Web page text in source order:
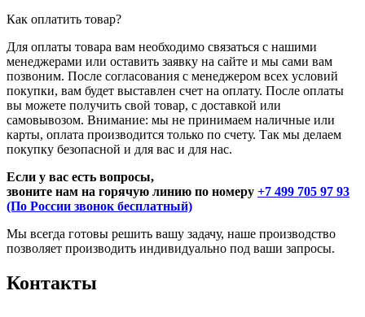
Как оплатить товар?
Для оплаты товара вам необходимо связаться с нашими
менеджерами или оставить заявку на сайте и мы сами вам
позвоним. После согласования с менеджером всех условий
покупки, вам будет выставлен счет на оплату. После оплаты
вы можете получить свой товар, с доставкой или
самовывозом. Внимание: мы не принимаем наличные или
карты, оплата производится только по счету. Так мы делаем
покупку безопасной и для вас и для нас.
Если у вас есть вопросы,
звоните нам на горячую линию по номеру +7 499 705 97 93
(По России звонок бесплатный)
Мы всегда готовы решить вашу задачу, наше производство
позволяет производить индивидуально под ваши запросы.
Контакты